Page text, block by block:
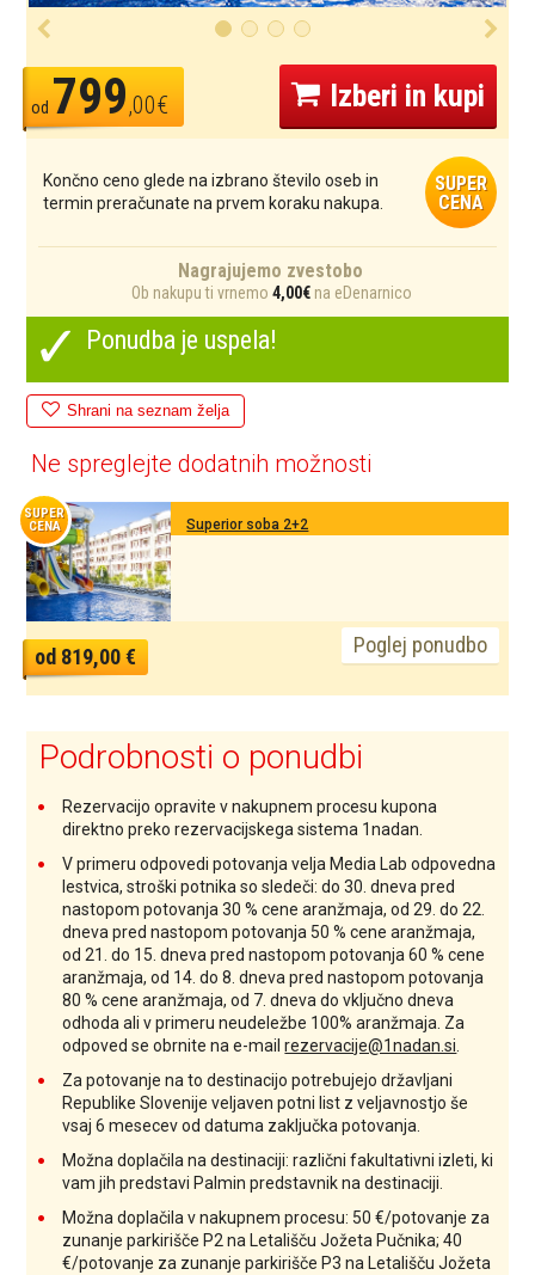
od 799,00€ Izberi in kupi
Končno ceno glede na izbrano število oseb in
termin preračunate na prvem koraku nakupa.
SUPER
CENA
Nagrajujemo zvestobo
Ob nakupu ti vrnemo 4,00€na eDenarnico
✓ Ponudba je uspela!
Shrani na seznam želja
Ne spreglejte dodatnih možnosti
SUPER
CENA
Superior soba 2+2
Poglej ponudbo
od 819,00 €
Podrobnosti o ponudbi
Rezervacijo opravite v nakupnem procesu kupona
direktno preko rezervacijskega sistema 1nadan.
V primeru odpovedi potovanja velja Media Lab odpovedna
lestvica, stroški potnika so sledeči: do 30. dneva pred
nastopom potovanja 30 % cene aranžmaja, od 29. do 22.
dneva pred nastopom potovanja 50 % cene aranžmaja,
od 21. do 15. dneva pred nastopom potovanja 60 % cene
aranžmaja, od 14. do 8. dneva pred nastopom potovanja
80 % cene aranžmaja, od 7. dneva do vključno dneva
odhoda ali v primeru neudeležbe 100% aranžmaja. Za
odpoved se obrnite na e-mailrezervacije@1nadan.si
Za potovanje na to destinacijo potrebujejo državljani
Republike Slovenije veljaven potni list z veljavnostjo še
vsaj 6 mesecev od datuma zaključka potovanja.
Možna doplačila na destinaciji: različni fakultativni izleti, ki
vam jih predstavi Palmin predstavnik na destinaciji.
Možna doplačila v nakupnem procesu: 50 €/potovanje za
zunanje parkirišče P2 na Letališču Jožeta Pučnika; 40
€/potovanje za zunanje parkirišče P3 na Letališču Jožeta